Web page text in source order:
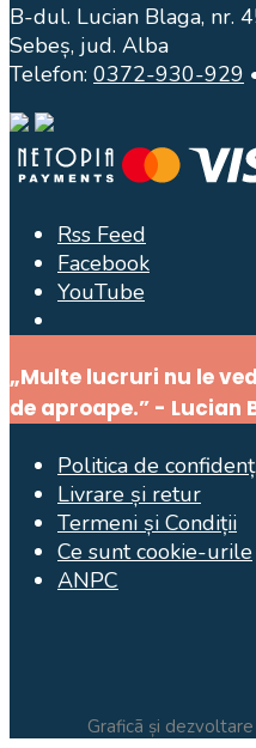
B-dul. Lucian Blaga, nr.
Sebeș, jud. Alba
Telefon: 0372-930-929
Rss Feed
Facebook
YouTube
Window
„Multe lucruri nu le
de aproape.” - Lucian
Politica de
Livrare și retur
Termeni și Condiții
Ce sunt cookie-urile
ANPC
Graficã și